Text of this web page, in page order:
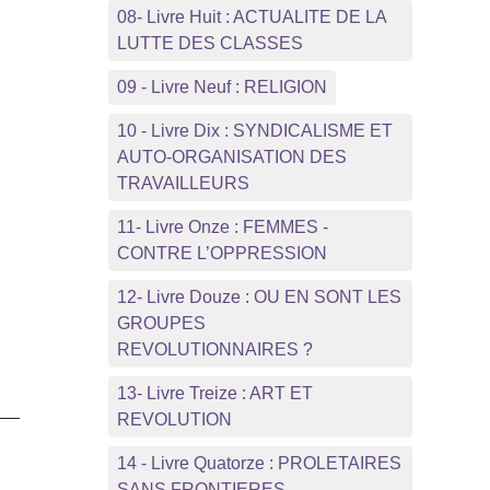
08- Livre Huit : ACTUALITE DE LA
LUTTE DES CLASSES
09 - Livre Neuf : RELIGION
10 - Livre Dix : SYNDICALISME ET
AUTO-ORGANISATION DES
TRAVAILLEURS
11- Livre Onze : FEMMES -
CONTRE L’OPPRESSION
12- Livre Douze : OU EN SONT LES
GROUPES
REVOLUTIONNAIRES ?
13- Livre Treize : ART ET
REVOLUTION
14 - Livre Quatorze : PROLETAIRES